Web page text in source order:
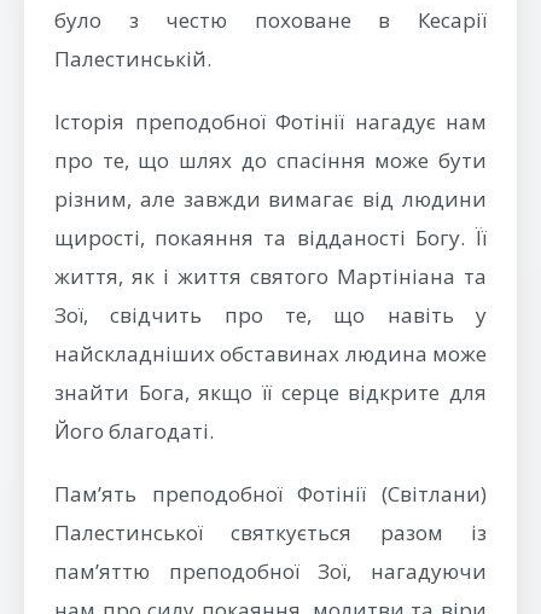
було з честю поховане в Кесарії
Палестинській.
Історія преподобної Фотінії нагадує нам
про те, що шлях до спасіння може бути
різним, але завжди вимагає від людини
щирості, покаяння та відданості Богу. Її
життя, як і життя святого Мартініана та
Зої, свідчить про те, що навіть у
найскладніших обставинах людина може
знайти Бога, якщо її серце відкрите для
Його благодаті.
Пам’ять преподобної Фотінії (Світлани)
Палестинської святкується разом із
пам’яттю преподобної Зої, нагадуючи